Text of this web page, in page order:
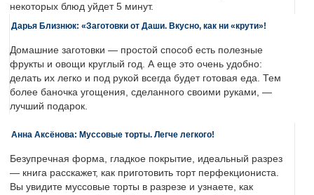
некоторых блюд уйдет 5 минут.
Дарья Близнюк: «Заготовки от Даши. Вкусно, как ни «крути»!
Домашние заготовки — простой способ есть полезные
фрукты и овощи круглый год. А еще это очень удобно:
делать их легко и под рукой всегда будет готовая еда. Тем
более баночка угощения, сделанного своими руками, —
лучший подарок.
Анна Аксёнова: Муссовые торты. Легче легкого!
Безупречная форма, гладкое покрытие, идеальный разрез
— книга расскажет, как приготовить торт перфекциониста.
Вы увидите муссовые торты в разрезе и узнаете, как